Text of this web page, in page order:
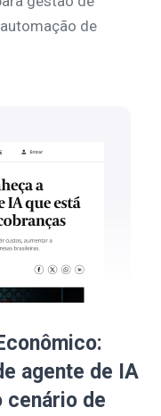
de
agente de IA
cenário de